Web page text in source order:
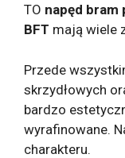
TO napęd bram
BFT mają wiele
Przede
skrzydłowych
bardzo
wyrafinowane.
charakteru.